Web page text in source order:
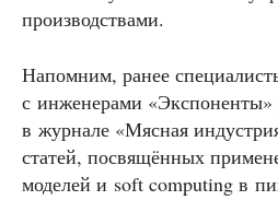
производствами.
Напомним, ранее
с инженерами «Экспоненты»
в журнале «Мясная
статей, посвящённых
моделей и soft computing в